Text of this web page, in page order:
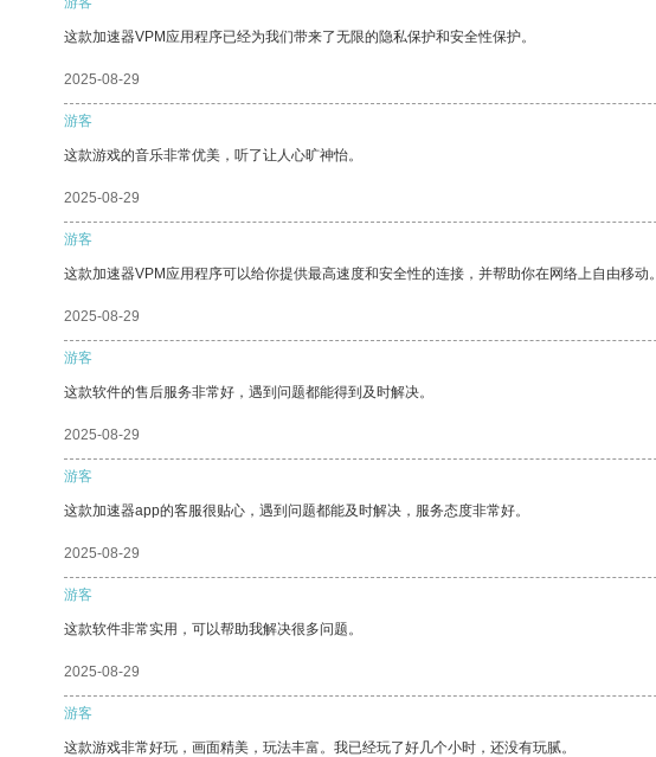
这款加速器VPM应用程序已经为我们带来了无限的隐私保护和安全性保护。
2025-08-29
游客
这款游戏的音乐非常优美，听了让人心旷神怡。
2025-08-29
游客
这款加速器VPM应用程序可以给你提供最高速度和安全性的连接，并帮助你在网络上自由移动。
2025-08-29
游客
这款软件的售后服务非常好，遇到问题都能得到及时解决。
2025-08-29
游客
这款加速器app的客服很贴心，遇到问题都能及时解决，服务态度非常好。
2025-08-29
游客
这款软件非常实用，可以帮助我解决很多问题。
2025-08-29
游客
这款游戏非常好玩，画面精美，玩法丰富。我已经玩了好几个小时，还没有玩腻。